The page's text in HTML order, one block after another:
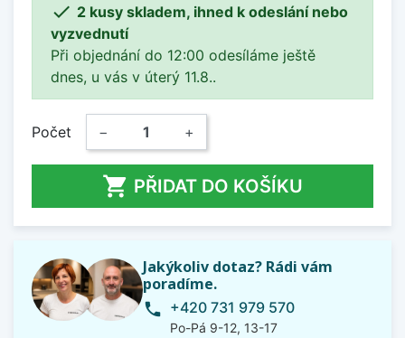
 2 kusy skladem, ihned k odeslání nebo
vyzvednutí
Při objednání do 12:00 odesíláme ještě
dnes, u vás v úterý 11.8..
Počet − +
 PŘIDAT DO KOŠÍKU
Jakýkoliv dotaz? Rádi vám
poradíme.
phone +420 731 979 570
Po-Pá 9-12, 13-17